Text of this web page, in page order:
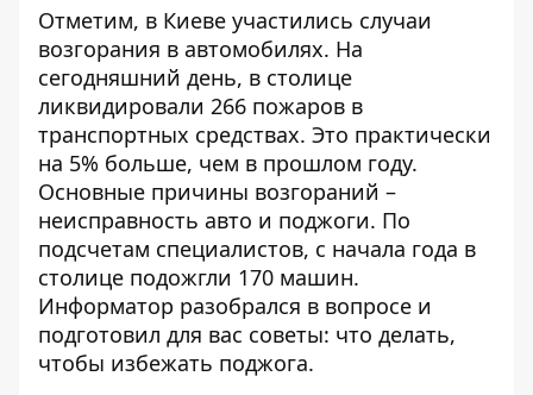
Отметим, в Киеве участились случаи
возгорания в автомобилях. На
сегодняшний день, в столице
ликвидировали 266 пожаров в
транспортных средствах. Это практически
на 5% больше, чем в прошлом году.
Основные причины возгораний –
неисправность авто и поджоги. По
подсчетам специалистов, с начала года в
столице подожгли 170 машин.
Информатор разобрался в вопросе и
подготовил для вас советы: что делать,
чтобы избежать поджога.